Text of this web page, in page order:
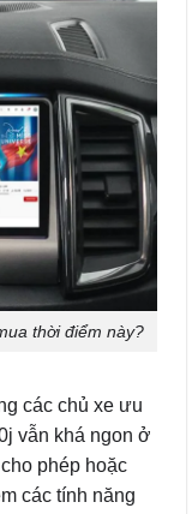
thời điểm này?
các chủ xe ưu
vẫn khá ngon ở
phép hoặc
các tính năng